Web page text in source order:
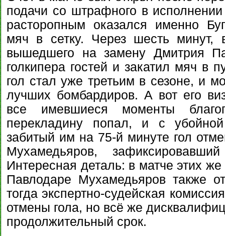
подачи со штрафного в
расторопным оказался именно
мяч в сетку. Через шесть минут,
вышедшего на замену Дмитрия
голкипера гостей и закатил мяч в
гол стал уже третьим в сезоне, и
лучших бомбардиров. А вот его
все имевшиеся моменты
перекладину попал, и с
забитый им на 75-й минуте гол
Мухамедьяров,
Интересная деталь: в матче этих
Павлодаре Мухамедьяров также
тогда экспертно-судейская
отмены гола, но всё же
продолжительный срок.